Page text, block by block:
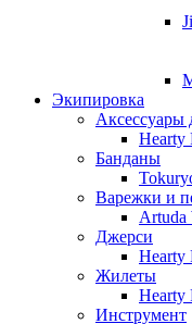
Экипировка
Аксессуары
Hearty
Банданы
Варежки и
Artuda
Джерси
Hearty
Жилеты
Hearty
Инструмент